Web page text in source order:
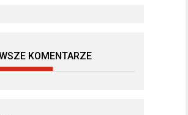
KOMENTARZE